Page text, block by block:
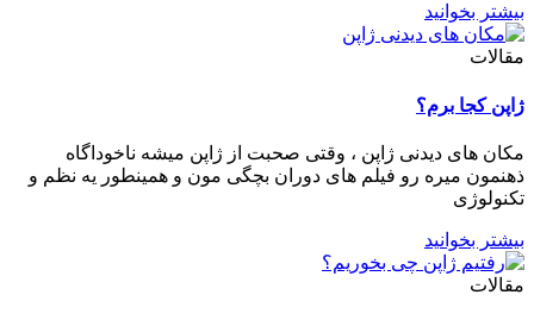
بیشتر بخوانید
مقالات
ژاپن کجا برم؟
مکان های دیدنی ژاپن ، وقتی صحبت از ژاپن میشه ناخوداگاه
ذهنمون میره رو فیلم های دوران بچگی مون و همینطور یه نظم و
تکنولوژی
بیشتر بخوانید
مقالات